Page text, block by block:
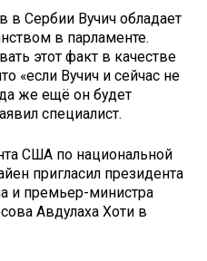
в Сербии Вучич обладает
в парламенте.
этот факт в качестве
«если Вучич и сейчас не
же ещё он будет
специалист.
США по национальной
пригласил президента
и премьер-министра
Авдулаха Хоти в